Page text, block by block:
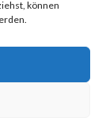
können